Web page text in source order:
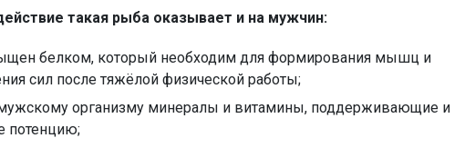
такая рыба оказывает и на мужчин:
белком, который необходим для формирования мышц и
сил после тяжёлой физической работы;
организму минералы и витамины, поддерживающие и
потенцию;